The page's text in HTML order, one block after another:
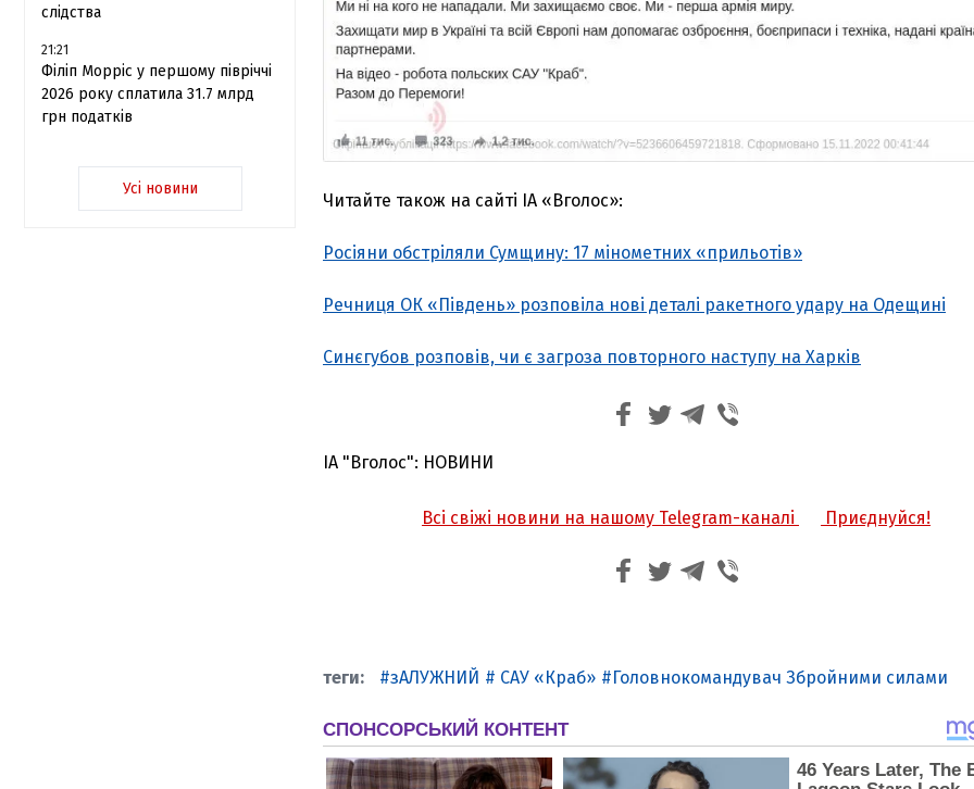
слідства
21:21
Філіп Морріс у першому півріччі
2026 року сплатила 31.7 млрд
грн податків
Усі новини
Читайте також на сайті ІА «Вголос»:
Росіяни обстріляли Сумщину: 17 мінометних «прильотів»
Речниця ОК «Південь» розповіла нові деталі ракетного удару на Одещині
Синєгубов розповів, чи є загроза повторного наступу на Харків
ІА "Вголос": НОВИНИ
Всі свіжі новини на нашому Telegram-каналі Приєднуйся!
зАЛУЖНИЙ САУ «Краб» Головнокомандувач Збройними силами